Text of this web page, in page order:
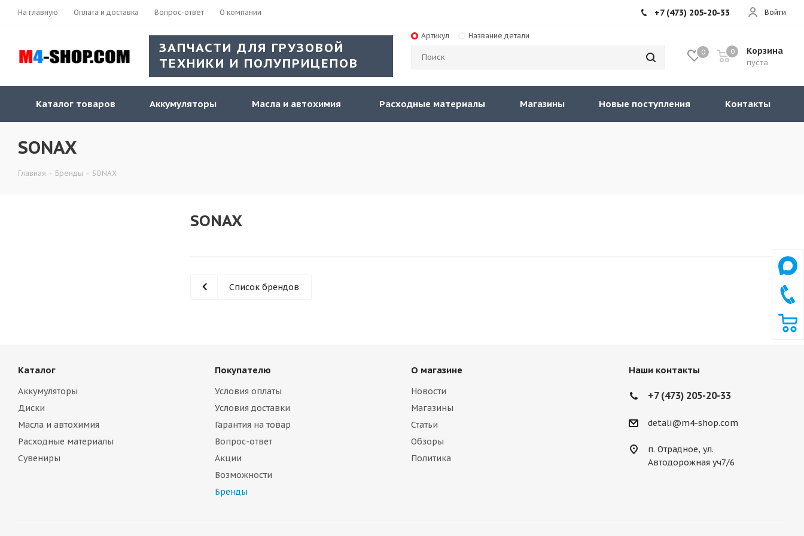
На главную Оплата и доставка Вопрос-ответ О компании Войти
+7 (473) 205-20-33
ЗАПЧАСТИ ДЛЯ ГРУЗОВОЙ
ТЕХНИКИ И ПОЛУПРИЦЕПОВ
Артикул Название детали
0 Корзина
пуста
0
Каталог товаров Аккумуляторы Масла и автохимия Расходные материалы Магазины Новые поступления Контакты
SONAX
Главная - Бренды - SONAX
SONAX
Список брендов
Каталог
Аккумуляторы
Диски
Масла и автохимия
Расходные материалы
Сувениры
Покупателю
Условия оплаты
Условия доставки
Гарантия на товар
Вопрос-ответ
Акции
Возможности
Бренды
О магазине
Новости
Магазины
Статьи
Обзоры
Политика
Наши контакты
+7 (473) 205-20-33
detali@m4-shop.com
п. Отрадное, ул.
Автодорожная уч7/6